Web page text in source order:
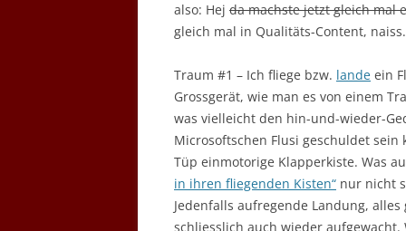
also: Hej da machste jetzt gleich mal
gleich mal in Qualitäts-Content, naiss.
Traum #1 – Ich fliege bzw. lande ein
Grossgerät, wie man es von einem
was vielleicht den hin-und-wieder-
Microsoftschen Flusi geschuldet sein
Tüp einmotorige Klapperkiste. Was
in ihren fliegenden Kisten“ nur nicht
Jedenfalls aufregende Landung,
schliesslich auch wieder aufgewacht.